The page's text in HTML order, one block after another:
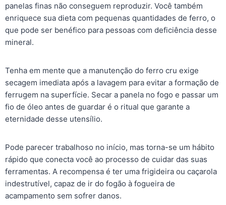
panelas finas não conseguem reproduzir. Você também
enriquece sua dieta com pequenas quantidades de ferro, o
que pode ser benéfico para pessoas com deficiência desse
mineral.
Tenha em mente que a manutenção do ferro cru exige
secagem imediata após a lavagem para evitar a formação de
ferrugem na superfície. Secar a panela no fogo e passar um
fio de óleo antes de guardar é o ritual que garante a
eternidade desse utensílio.
Pode parecer trabalhoso no início, mas torna-se um hábito
rápido que conecta você ao processo de cuidar das suas
ferramentas. A recompensa é ter uma frigideira ou caçarola
indestrutível, capaz de ir do fogão à fogueira de
acampamento sem sofrer danos.